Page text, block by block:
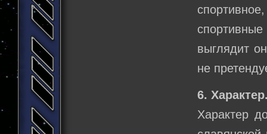
выглядит
не
6.
Характер